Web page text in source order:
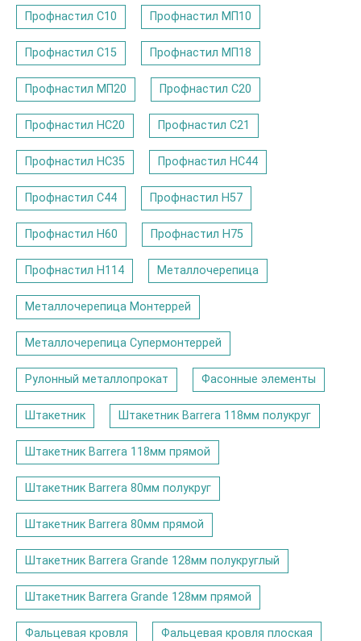
Профнастил С10 Профнастил МП10
Профнастил С15 Профнастил МП18
Профнастил МП20 Профнастил С20
Профнастил НС20 Профнастил С21
Профнастил НС35 Профнастил НС44
Профнастил С44 Профнастил Н57
Профнастил Н60 Профнастил Н75
Профнастил Н114 Металлочерепица
Металлочерепица Монтеррей
Металлочерепица Супермонтеррей
Рулонный металлопрокат Фасонные элементы
Штакетник Штакетник Barrera 118мм полукруг
Штакетник Barrera 118мм прямой
Штакетник Barrera 80мм полукруг
Штакетник Barrera 80мм прямой
Штакетник Barrera Grande 128мм полукруглый
Штакетник Barrera Grande 128мм прямой
Фальцевая кровля Фальцевая кровля плоская